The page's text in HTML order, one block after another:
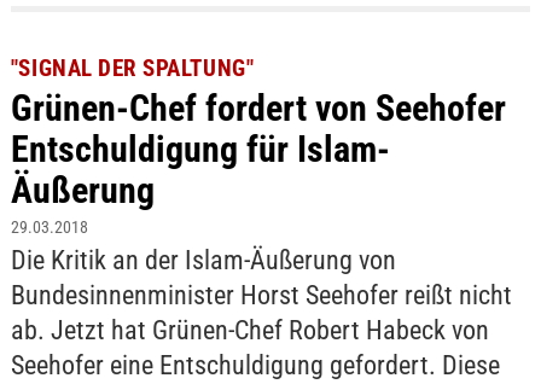
"SIGNAL DER SPALTUNG"
Grünen-Chef fordert von Seehofer
Entschuldigung für Islam-
Äußerung
29.03.2018
Die Kritik an der Islam-Äußerung von
Bundesinnenminister Horst Seehofer reißt nicht
ab. Jetzt hat Grünen-Chef Robert Habeck von
Seehofer eine Entschuldigung gefordert. Diese